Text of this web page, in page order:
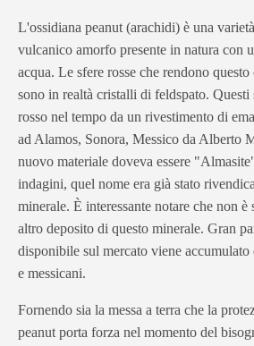
L'ossidiana peanut (arachidi) è una
vulcanico amorfo presente in natura con
acqua. Le sfere rosse che rendono
sono in realtà cristalli di feldspato.
rosso nel tempo da un rivestimento di
ad Alamos, Sonora, Messico da Alberto
nuovo materiale doveva essere
indagini, quel nome era già stato
minerale. È interessante notare che non è
altro deposito di questo minerale. Gran
disponibile sul mercato viene
e messicani.
Fornendo sia la messa a terra che la
peanut porta forza nel momento del